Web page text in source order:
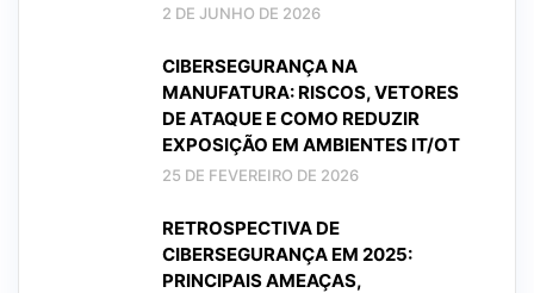
2 DE JUNHO DE 2026
CIBERSEGURANÇA NA
MANUFATURA: RISCOS, VETORES
DE ATAQUE E COMO REDUZIR
EXPOSIÇÃO EM AMBIENTES IT/OT
25 DE FEVEREIRO DE 2026
RETROSPECTIVA DE
CIBERSEGURANÇA EM 2025:
PRINCIPAIS AMEAÇAS,